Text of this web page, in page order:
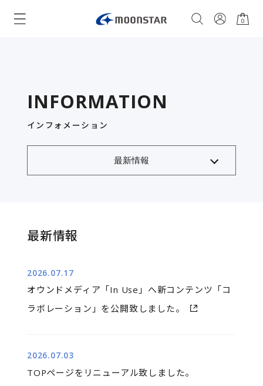
0
INFORMATION
インフォメーション
最新情報
2026.07.17
オウンドメディア「In Use」へ新コンテンツ「コ
ラボレーション」を公開致しました。
2026.07.03
TOPページをリニューアル致しました。